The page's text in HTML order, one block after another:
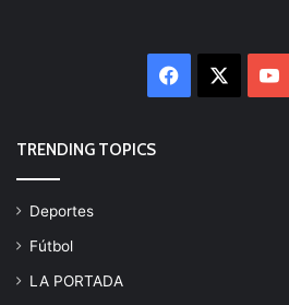
Facebook
TRENDING TOPICS
Deportes
Fútbol
LA PORTADA